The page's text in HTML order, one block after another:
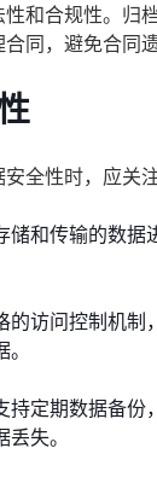
和合规性。归
同，避免合同
全性时，应关
储和传输的数据
的访问控制机制
持定期数据备份
失。